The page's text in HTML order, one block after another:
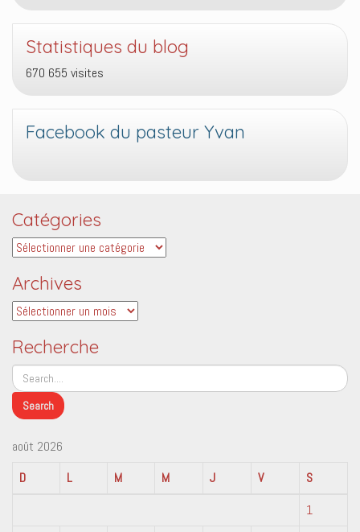
Statistiques du blog
670 655 visites
Facebook du pasteur Yvan
Catégories
Catégories
Archives
Archives
Recherche
août 2026
D
L M M J V
S
1